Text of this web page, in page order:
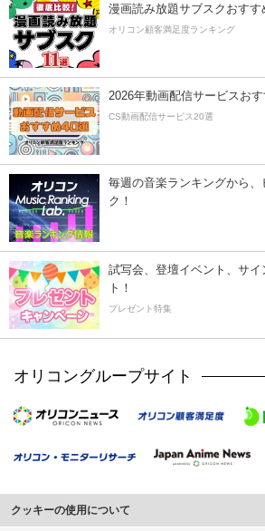
漫画読み放題サブスクおすす
オリコン顧客満足度ランキング
2026年動画配信サービスおす
CS動画配信サービス20選
毎週の音楽ランキングから
ク！
試写会、登壇イベント、サ
ト！
プレゼント特集
オリコングループサイト
クッキーの使用について